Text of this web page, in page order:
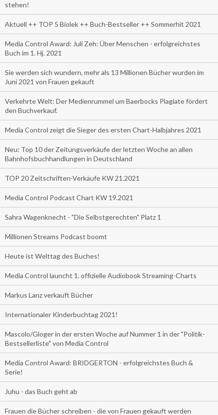
stehen!
Aktuell ++ TOP 5 Biolek ++ Buch-Bestseller ++ Sommerhit 2021
Media Control Award: Juli Zeh: Über Menschen - erfolgreichstes
Buch im 1. Hj. 2021
Sie werden sich wundern, mehr als 13 Millionen Bücher wurden im
Juni 2021 von Frauen gekauft
Verkehrte Welt: Der Medienrummel um Baerbocks Plagiate fördert
den Buchverkauf.
Media Control zeigt die Sieger des ersten Chart-Halbjahres 2021
Neu: Top 10 der Zeitungsverkäufe der letzten Woche an allen
Bahnhofsbuchhandlungen in Deutschland
TOP 20 Zeitschriften-Verkäufe KW 21.2021
Media Control Podcast Chart KW 19.2021
Sahra Wagenknecht - "Die Selbstgerechten" Platz 1
Millionen Streams Podcast boomt
Heute ist Welttag des Buches!
Media Control launcht 1. offizielle Audiobook Streaming-Charts
Markus Lanz verkauft Bücher
Internationaler Kinderbuchtag 2021!
Mascolo/Gloger in der ersten Woche auf Nummer 1 in der "Politik-
Bestsellerliste" von Media Control
Media Control Award: BRIDGERTON - erfolgreichstes Buch &
Serie!
Juhu - das Buch geht ab
Frauen die Bücher schreiben - die von Frauen gekauft werden